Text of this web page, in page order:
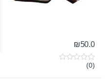
₪50.0
0(0)